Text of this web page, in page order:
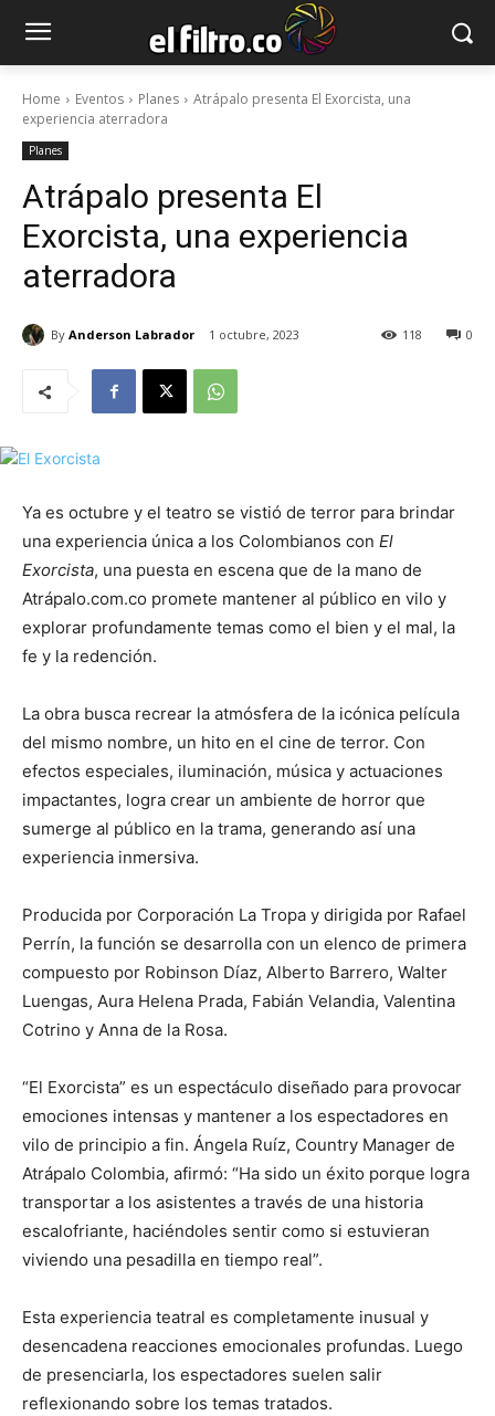
Home Eventos Planes
Atrápalo presenta El Exorcista, una
experiencia aterradora
Planes
Atrápalo presenta El
Exorcista, una experiencia
aterradora
By Anderson Labrador 1 octubre, 2023 0
118
Ya es octubre y el teatro se vistió de terror para brindar
una experiencia única a los Colombianos con El
Exorcista, una puesta en escena que de la mano de
Atrápalo.com.co promete mantener al público en vilo y
explorar profundamente temas como el bien y el mal, la
fe y la redención.
La obra busca recrear la atmósfera de la icónica película
del mismo nombre, un hito en el cine de terror. Con
efectos especiales, iluminación, música y actuaciones
impactantes, logra crear un ambiente de horror que
sumerge al público en la trama, generando así una
experiencia inmersiva.
Producida por Corporación La Tropa y dirigida por Rafael
Perrín, la función se desarrolla con un elenco de primera
compuesto por Robinson Díaz, Alberto Barrero, Walter
Luengas, Aura Helena Prada, Fabián Velandia, Valentina
Cotrino y Anna de la Rosa.
“El Exorcista” es un espectáculo diseñado para provocar
emociones intensas y mantener a los espectadores en
vilo de principio a fin. Ángela Ruíz, Country Manager de
Atrápalo Colombia, afirmó: “Ha sido un éxito porque logra
transportar a los asistentes a través de una historia
escalofriante, haciéndoles sentir como si estuvieran
viviendo una pesadilla en tiempo real”.
Esta experiencia teatral es completamente inusual y
desencadena reacciones emocionales profundas. Luego
de presenciarla, los espectadores suelen salir
reflexionando sobre los temas tratados.